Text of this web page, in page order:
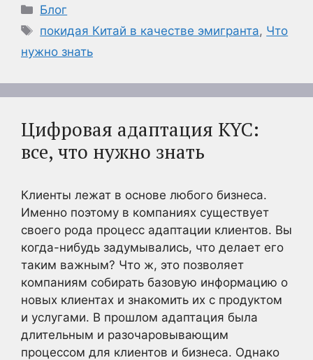
Рубрики
Блог
Метки
покидая Китай в качестве эмигранта, Что
нужно знать
Цифровая адаптация KYC:
все, что нужно знать
Клиенты лежат в основе любого бизнеса.
Именно поэтому в компаниях существует
своего рода процесс адаптации клиентов. Вы
когда-нибудь задумывались, что делает его
таким важным? Что ж, это позволяет
компаниям собирать базовую информацию о
новых клиентах и знакомить их с продуктом
и услугами. В прошлом адаптация была
длительным и разочаровывающим
процессом для клиентов и бизнеса. Однако